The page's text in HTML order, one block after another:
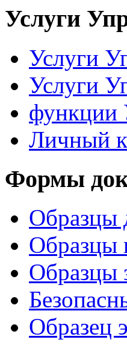
Услуги
Услуги
Услуги
функции
Личный
Формы
Образцы
Образцы
Образцы
Образец